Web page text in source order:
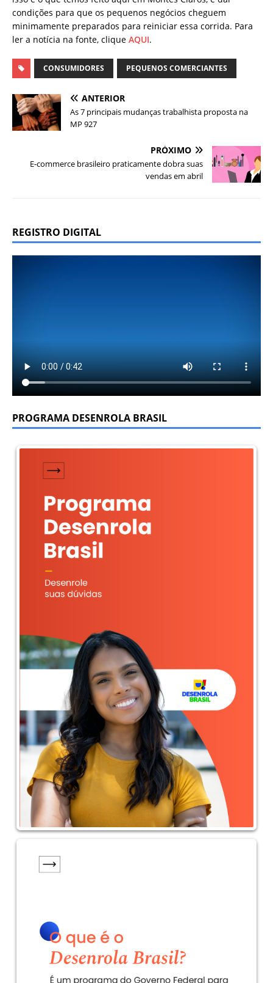
condições para que os pequenos negócios cheguem
minimamente preparados para reiniciar essa corrida. Para
ler a notícia na fonte, clique AQUI.
CONSUMIDORES PEQUENOS COMERCIANTES
ANTERIOR
As 7 principais mudanças trabalhista proposta na
MP 927
PRÓXIMO
E-commerce brasileiro praticamente dobra suas
vendas em abril
REGISTRO DIGITAL
PROGRAMA DESENROLA BRASIL